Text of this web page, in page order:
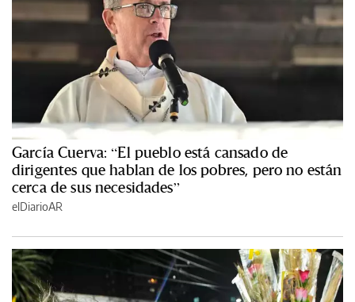
García Cuerva: “El pueblo está cansado de
dirigentes que hablan de los pobres, pero no están
cerca de sus necesidades”
elDiarioAR